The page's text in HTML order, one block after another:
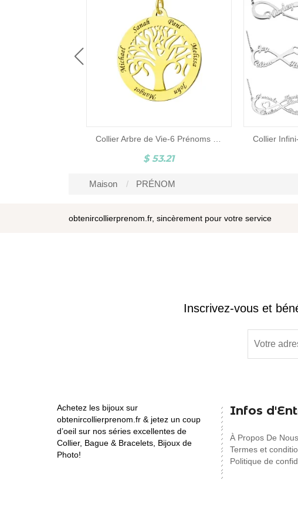
Collier Arbre de Vie-6 Prénoms Disponibles-Plaqué Or
$ 53.21
Maison PRÉNOM
obtenircollierprenom.fr, sincèrement pour votre service
Inscrivez-vous et
Achetez les bijoux sur
obtenircollierprenom.fr & jetez un coup
d’oeil sur nos séries excellentes de
Collier, Bague & Bracelets, Bijoux de
Photo!
Infos
À Propos De Nous
Termes et
Politique de